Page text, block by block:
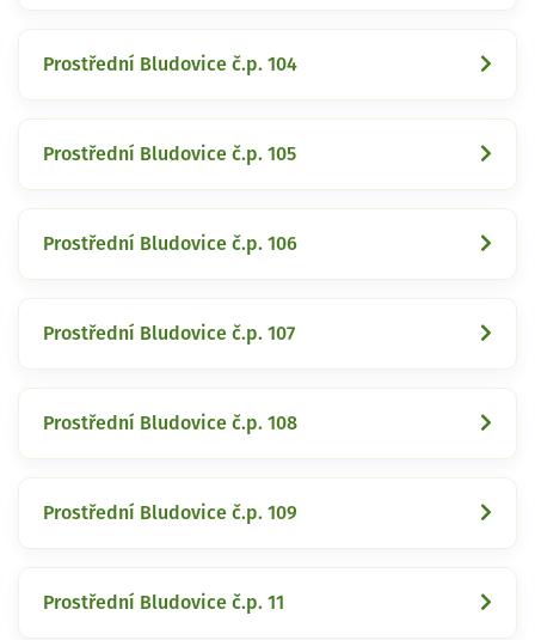
Prostřední Bludovice č.p. 104
Prostřední Bludovice č.p. 105
Prostřední Bludovice č.p. 106
Prostřední Bludovice č.p. 107
Prostřední Bludovice č.p. 108
Prostřední Bludovice č.p. 109
Prostřední Bludovice č.p. 11